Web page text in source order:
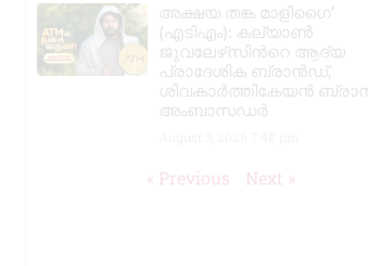
അക്ഷയ തങ്ക മാളിഗൈ’
(എടിഎം): കല്യാണ്‍
ജുവലേഴ്‌സിന്‍റെ ആദ്യ
പ്രാദേശിക ബ്രാന്‍ഡ്,
ശിവകാര്‍ത്തികേയന്‍
അംബാസഡര്‍
« Previous Next »